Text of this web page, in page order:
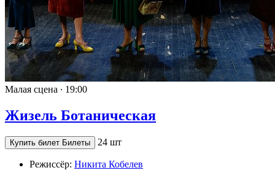
Малая сцена ∙ 19:00
Жизель Ботаническая
Купить билет Билеты 24 шт
Режиссёр: Никита Кобелев